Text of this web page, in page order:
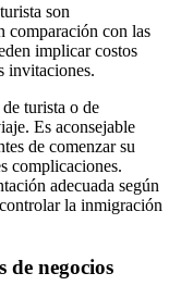
son
comparación con las
implicar costos
invitaciones.
turista o de
Es aconsejable
de comenzar su
complicaciones.
adecuada según
la inmigración
de negocios